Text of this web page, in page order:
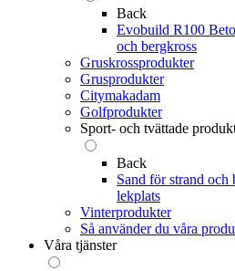
Back
Evobuild R100
och bergkross
Gruskrossprodukter
Grusprodukter
Citymakadam
Golfprodukter
Sport- och tvättade
Back
Sand för strand och
lekplats
Vinterprodukter
Så använder du våra
Våra tjänster